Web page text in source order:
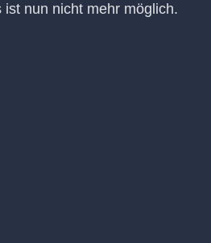
ist nun nicht mehr möglich.